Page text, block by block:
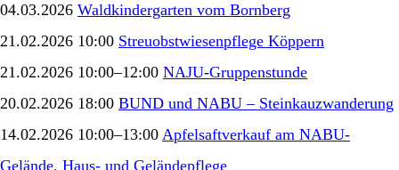
04.03.2026 Waldkindergarten vom Bornberg
21.02.2026 10:00 Streuobstwiesenpflege Köppern
21.02.2026 10:00–12:00 NAJU-Gruppenstunde
20.02.2026 18:00 BUND und NABU – Steinkauzwanderung
14.02.2026 10:00–13:00 Apfelsaftverkauf am NABU-
Gelände, Haus- und Geländepflege